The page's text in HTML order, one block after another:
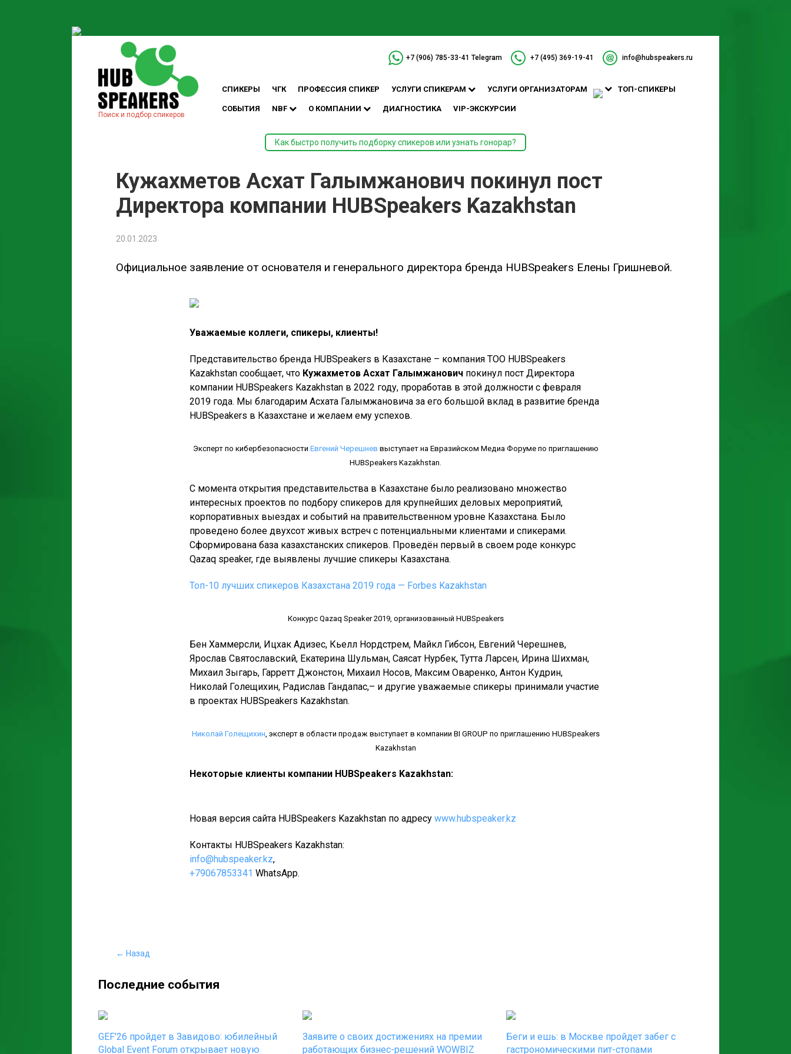
Поиск и подбор спикеров
+7 (906) 785-33-41 Telegram +7 (495) 369-19-41 info@hubspeakers.ru
СПИКЕРЫ ЧГК ПРОФЕССИЯ СПИКЕР УСЛУГИ СПИКЕРАМ УСЛУГИ ОРГАНИЗАТОРАМ ТОП-СПИКЕРЫ
СОБЫТИЯ NBF О КОМПАНИИ ДИАГНОСТИКА VIP-ЭКСКУРСИИ
Как быстро получить подборку спикеров или узнать гонорар?
Кужахметов Асхат Галымжанович покинул пост
Директора компании HUBSpeakers Kazakhstan
20.01.2023
Официальное заявление от основателя и генерального директора бренда HUBSpeakers Елены Гришневой.
Уважаемые коллеги, спикеры, клиенты!
Представительство бренда HUBSpeakers в Казахстане – компания TOO HUBSpeakers
Kazakhstan сообщает, что Кужахметов Асхат Галымжанович покинул пост Директора
компании HUBSpeakers Kazakhstan в 2022 году, проработав в этой должности с февраля
2019 года. Мы благодарим Асхата Галымжановича за его большой вклад в развитие бренда
HUBSpeakers в Казахстане и желаем ему успехов.
Эксперт по кибербезопасности Евгений Черешнев выступает на Евразийском Медиа Форуме по приглашению
HUBSpeakers Kazakhstan.
С момента открытия представительства в Казахстане было реализовано множество
интересных проектов по подбору спикеров для крупнейших деловых мероприятий,
корпоративных выездах и событий на правительственном уровне Казахстана. Было
проведено более двухсот живых встреч с потенциальными клиентами и спикерами.
Сформирована база казахстанских спикеров. Проведён первый в своем роде конкурс
Qazaq speaker, где выявлены лучшие спикеры Казахстана.
Топ-10 лучших спикеров Казахстана 2019 года — Forbes Kazakhstan
Конкурс Qazaq Speaker 2019, организованный HUBSpeakers
Бен Хаммерсли, Ицхак Адизес, Кьелл Нордстрем, Майкл Гибсон, Евгений Черешнев,
Ярослав Святославский, Екатерина Шульман, Саясат Нурбек, Тутта Ларсен, Ирина Шихман,
Михаил Зыгарь, Гарретт Джонстон, Михаил Носов, Максим Оваренко, Антон Кудрин,
Николай Голещихин, Радислав Гандапас,– и другие уважаемые спикеры принимали участие
в проектах HUBSpeakers Kazakhstan.
Николай Голещихин , эксперт в области продаж выступает в компании BI GROUP по приглашению HUBSpeakers
Kazakhstan
Некоторые клиенты компании HUBSpeakers Kazakhstan:
Новая версия сайта HUBSpeakers Kazakhstan по адресу www.hubspeaker.kz
Контакты HUBSpeakers Kazakhstan:
info@hubspeaker.kz,
+79067853341 WhatsApp.
← Назад
Последние события
GEF'26 пройдет в Завидово: юбилейный
Global Event Forum открывает новую
Заявите о своих достижениях на премии
работающих бизнес-решений WOWBIZ
Беги и ешь: в Москве пройдет забег с
гастрономическими пит-стопами